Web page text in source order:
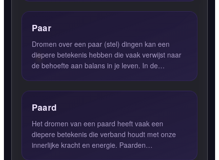
Paar
Dromen over een paar (stel) dingen kan een
diepere betekenis hebben die vaak verwijst naar
de behoefte aan balans in je leven. In de
Paard
Het dromen van een paard heeft vaak een
diepere betekenis die verband houdt met onze
innerlijke kracht en energie. Paarden